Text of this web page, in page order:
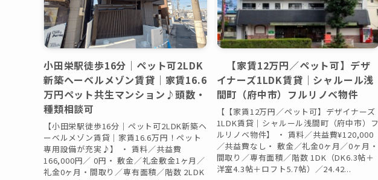
小田栄駅徒歩16分｜ペット可2LDK
新築ヘーベルメゾン賃貸｜家賃16.6
万円ペット共生マンション♪頭数・
種類相談可
【小田栄駅徒歩16分｜ペット可2LDK新築ヘ
ーベルメゾン賃貸｜家賃16.6万円！ペット
専用設備が充実♪】 ・ 賃料／共益費
166,000円／ 0円・ 敷金／礼金敷金1ヶ月／
礼金0ヶ月・間取り／専有面積／階数 2LDK
【家賃12万円／ペット可】デザ
イナーズ1LDK賃貸｜シャルール浅
間町（府中市）フルリノベ物件
【【家賃12万円／ペット可】デザイナーズ
1LDK賃貸｜シャルール浅間町（府中市）フ
ルリノベ物件】 ・ 賃料／共益費¥120,000
／共益費なし・ 敷金／礼金0ヶ月／0ヶ月・
間取り／専有面積／階数 1DK（DK6.3帖＋
洋室4.3帖＋ロフト5.7帖）／24.42...